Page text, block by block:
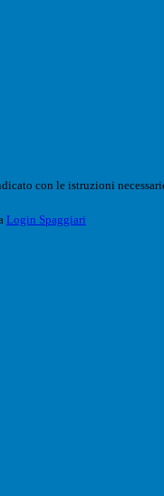
con le istruzioni
Login Spaggiari